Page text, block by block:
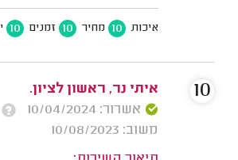
איכות 10 מחיר 10 זמנים 10
איתי נר, ראשון לציון.
אשרור: 10/04/2024
משוב: 10/08/2023
10